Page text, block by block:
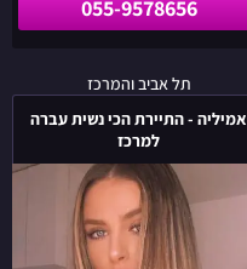
055-9578656
תל אביב והמרכז
אמיליה - התיירת הכי נשית עברה
למרכז
אמיליה
-
התיירת
הכי
נשית
עברה
למרכז